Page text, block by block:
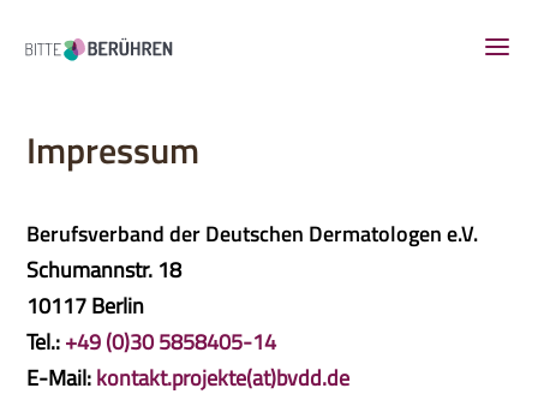
Impressum
Berufsverband der Deutschen Dermatologen e.V.
Schumannstr. 18
10117 Berlin
Tel.:+49 (0)30 5858405-14
E-Mail:kontakt.projekte(at)bvdd.de